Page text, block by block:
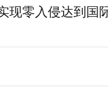
现零入侵达到国